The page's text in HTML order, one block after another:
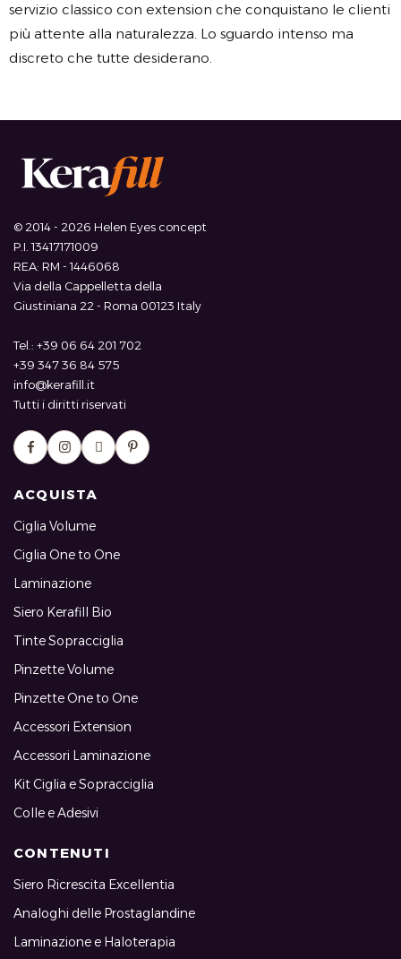
servizio classico con extension che conquistano le clienti
più attente alla naturalezza. Lo sguardo intenso ma
discreto che tutte desiderano.
© 2014 - 2026 Helen Eyes concept
P.I. 13417171009
REA: RM - 1446068
Via della Cappelletta della
Giustiniana 22 - Roma 00123 Italy
Tel.: +39 06 64 201 702
+39 347 36 84 575
info@kerafill.it
Tutti i diritti riservati
ACQUISTA
Ciglia Volume
Ciglia One to One
Laminazione
Siero Kerafill Bio
Tinte Sopracciglia
Pinzette Volume
Pinzette One to One
Accessori Extension
Accessori Laminazione
Kit Ciglia e Sopracciglia
Colle e Adesivi
CONTENUTI
Siero Ricrescita Excellentia
Analoghi delle Prostaglandine
Laminazione e Haloterapia